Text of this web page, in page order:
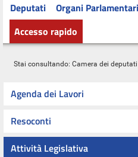
Deputati Organi Parlamentari
Accesso rapido
Stai consultando: Camera dei deputati
Agenda dei Lavori
Resoconti
Attività Legislativa